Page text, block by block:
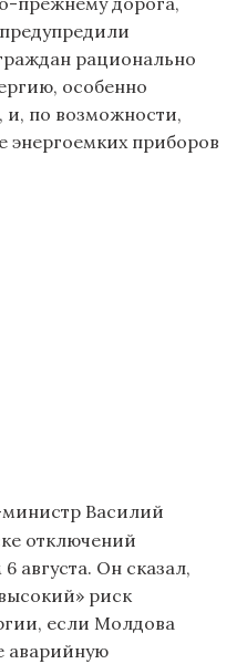
рационально
особенно
и, по возможности,
энергоемких приборов
Василий
отключений
августа. Он сказал,
риск
если Молдова
аварийную